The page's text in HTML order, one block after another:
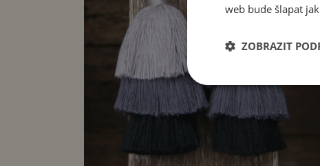
web bude šlapat
ZOBRAZIT